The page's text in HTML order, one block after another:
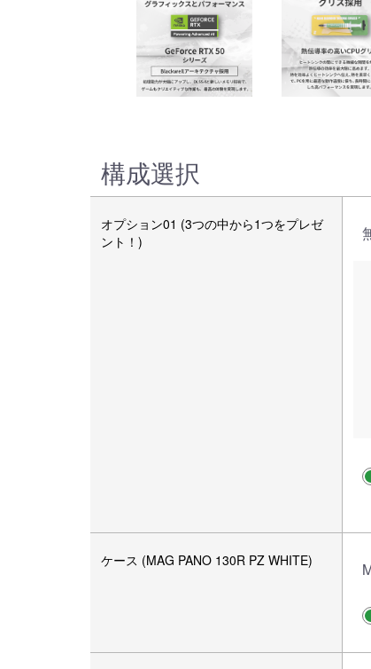
構成選択
オプション01 (3つの中から1つをプレゼ
ント！)
ケース (MAG PANO 130R PZ WHITE)